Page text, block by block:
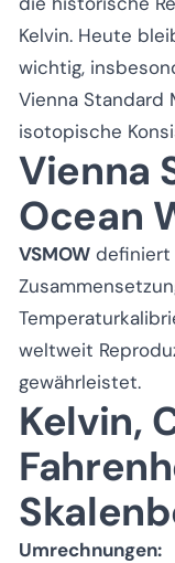
Kelvin. Heute
wichtig,
Vienna Standard
isotopische
Vienna
Ocean
VSMOW definiert
weltweit
gewährleistet.
Kelvin,
Umrechnungen: